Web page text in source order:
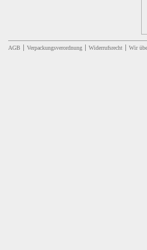
AGB Verpackungsverordnung Widerrufsrecht Wir